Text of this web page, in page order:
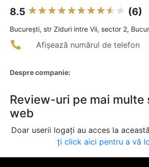
8.5 (6)
Bucureşti, str Ziduri intre Vii, sector 2,
Afișează numărul de telefon
Despre companie:
Review-uri pe mai multe
web
Doar userii logați au acces la
ți click aici pentru a vă